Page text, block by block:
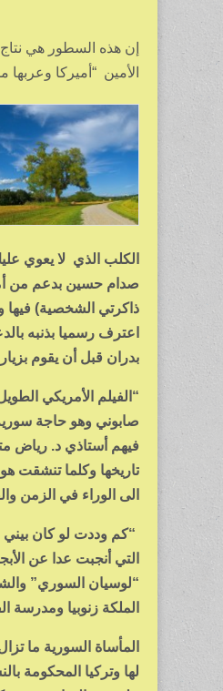
إن هذه السطور هي
الأمين “أميركا
الكلب الذي لا يعوي
صدام حسين بدعم من
ذاكرتي الشخصية) فيها
اعترف رسميا بذنبه
بدران قبل أن يقوم
“الفيلم الأمريكي
صابوني وهو حاجة
فيهم أستاذي د. رياض
تاريخها وكلما تنشقت
الى الوراء في الزمن
“كم وددت لو كان
التي أنجبت عدا عن
“لوسيان السوري”
الملكة زنوبيا ومدرسة
المأساة السورية ما
لها وتركيا المحكومة